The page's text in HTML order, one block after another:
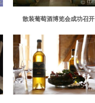
散装葡萄酒博览会成功召开